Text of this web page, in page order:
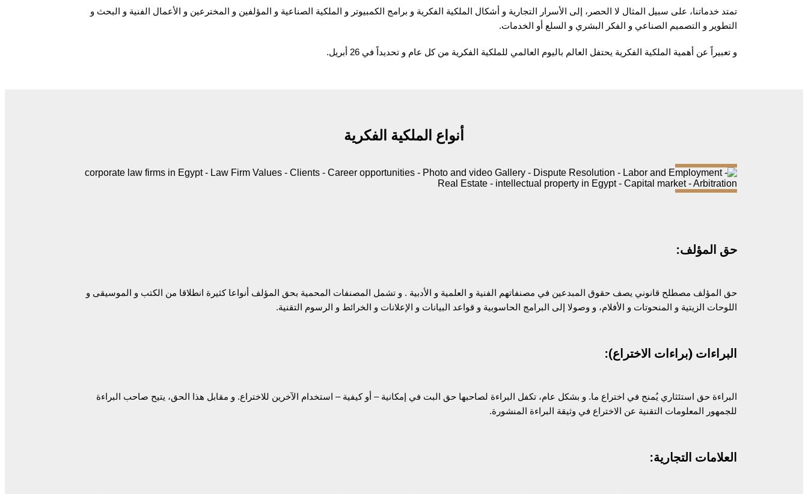
تمتد خدماتنا، على سبيل المثال لا الحصر، إلى الأسرار التجارية و أشكال الملكية الفكرية و برامج الكمبيوتر و الملكية الصناعية و المؤلفين و المخترعين و الأعمال الفنية و البحث و
التطوير و التصميم الصناعي و الفكر البشري و السلع أو الخدمات.
و تعبيراً عن أهمية الملكية الفكرية يحتفل العالم باليوم العالمي للملكية الفكرية من كل عام و تحديداً في 26 أبريل.
أنواع الملكية الفكرية
حق المؤلف:
حق المؤلف مصطلح قانوني يصف حقوق المبدعين في مصنفاتهم الفنية و العلمية و الأدبية . و تشمل المصنفات المحمية بحق المؤلف أنواعا كثيرة انطلاقا من الكتب و الموسيقى و
اللوحات الزيتية و المنحوتات و الأفلام، و وصولا إلى البرامج الحاسوبية و قواعد البيانات و الإعلانات و الخرائط و الرسوم التقنية.
البراءات (براءات الاختراع):
البراءة حق استئثاري يُمنح في اختراع ما. و بشكل عام، تكفل البراءة لصاحبها حق البت في إمكانية – أو كيفية – استخدام الآخرين للاختراع. و مقابل هذا الحق، يتيح صاحب البراءة
للجمهور المعلومات التقنية عن الاختراع في وثيقة البراءة المنشورة.
العلامات التجارية: